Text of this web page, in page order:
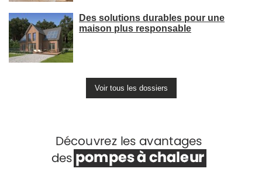
Des solutions durables pour une
maison plus responsable
Voir tous les dossiers